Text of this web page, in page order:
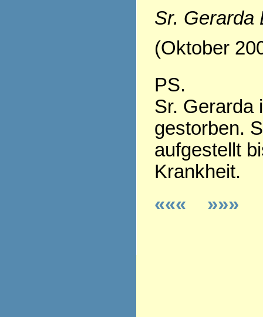
Sr. Gerarda
(Oktober
PS.
Sr. Gerarda
gestorben.
aufgestellt
Krankheit.
«««
»»»